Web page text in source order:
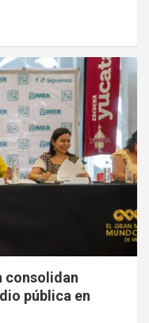
consolidan
pública en